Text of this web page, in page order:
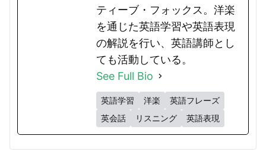
ティーブ・フォックス。洋楽
を通じた英語学習や英語表現
の解説を行い、英語講師とし
ても活動している。
See Full Bio
英語学習 洋楽
英語フレーズ
英会話
リスニング 英語表現